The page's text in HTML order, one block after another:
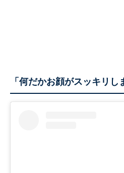
「何だかお顔がスッキリし